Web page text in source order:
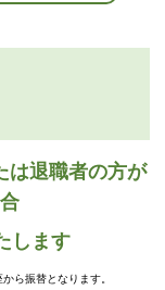
は退職者の方が
します
ら振替となります。